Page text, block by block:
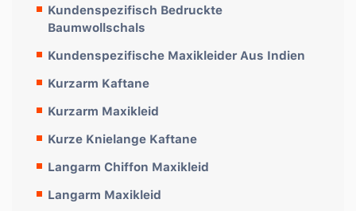
Kundenspezifisch Bedruckte
Baumwollschals
Kundenspezifische Maxikleider Aus Indien
Kurzarm Kaftane
Kurzarm Maxikleid
Kurze Knielange Kaftane
Langarm Chiffon Maxikleid
Langarm Maxikleid